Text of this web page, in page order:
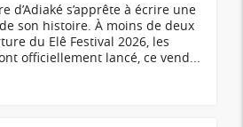
d’Adiaké s’apprête à écrire une
son histoire. À moins de deux
du Elê Festival 2026, les
officiellement lancé, ce vend...